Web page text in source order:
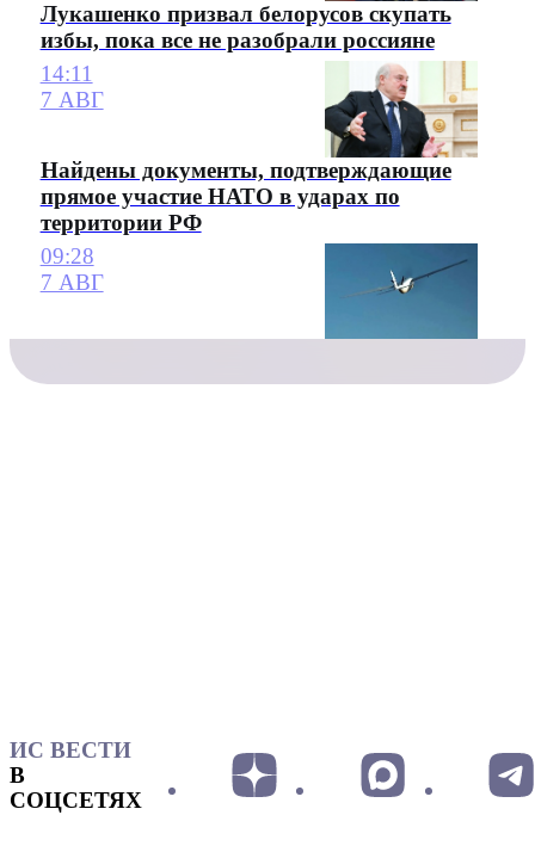
Лукашенко призвал белорусов скупать
избы, пока все не разобрали россияне
14:11
7 АВГ
Найдены документы, подтверждающие
прямое участие НАТО в ударах по
территории РФ
09:28
7 АВГ
ИС ВЕСТИ
В
СОЦСЕТЯХ